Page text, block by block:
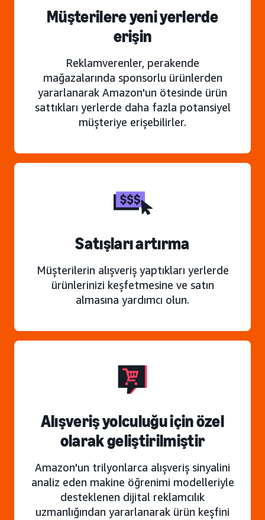
Müşterilere yeni yerlerde
erişin
Reklamverenler, perakende
mağazalarında sponsorlu ürünlerden
yararlanarak Amazon'un ötesinde ürün
sattıkları yerlerde daha fazla potansiyel
müşteriye erişebilirler.
Satışları artırma
Müşterilerin alışveriş yaptıkları yerlerde
ürünlerinizi keşfetmesine ve satın
almasına yardımcı olun.
Alışveriş yolculuğu için özel
olarak geliştirilmiştir
Amazon'un trilyonlarca alışveriş sinyalini
analiz eden makine öğrenimi modelleriyle
desteklenen dijital reklamcılık
uzmanlığından yararlanarak ürün keşfini